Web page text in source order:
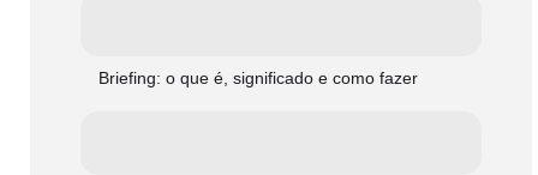
Briefing: o que é, significado e como fazer